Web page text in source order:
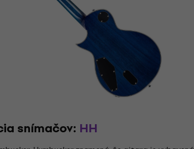
snímačov: HH